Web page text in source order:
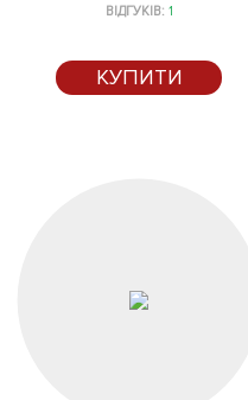
ВІДГУКІВ: 1
КУПИТИ